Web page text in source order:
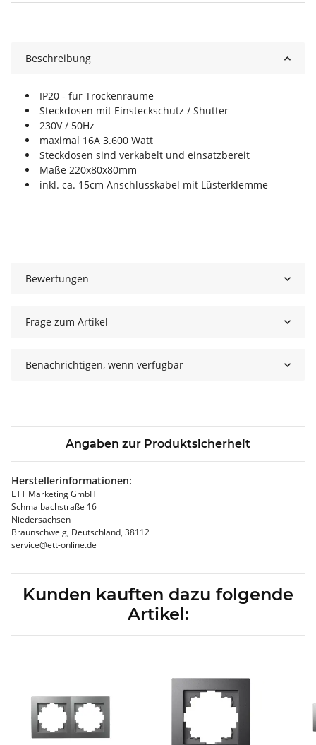
Beschreibung
IP20 - für Trockenräume
Steckdosen mit Einsteckschutz / Shutter
230V / 50Hz
maximal 16A 3.600 Watt
Steckdosen sind verkabelt und einsatzbereit
Maße 220x80x80mm
inkl. ca. 15cm Anschlusskabel mit Lüsterklemme
Bewertungen
Frage zum Artikel
Benachrichtigen, wenn verfügbar
Angaben zur Produktsicherheit
Herstellerinformationen:
ETT Marketing GmbH
Schmalbachstraße 16
Niedersachsen
Braunschweig, Deutschland, 38112
service@ett-online.de
Kunden kauften dazu folgende
Artikel: